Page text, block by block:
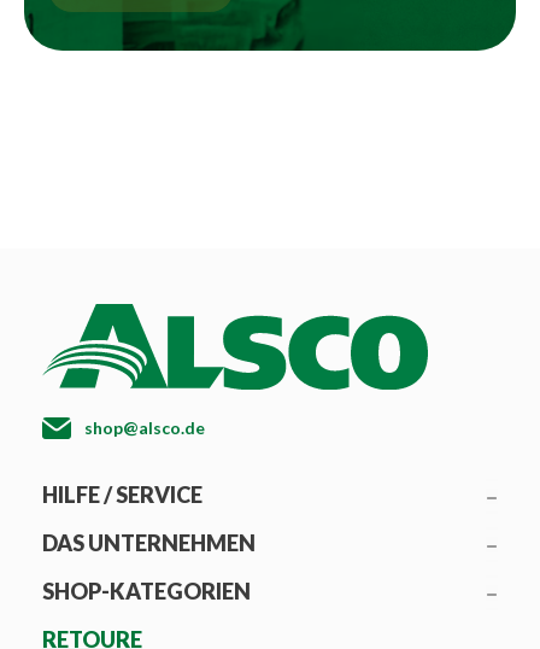
shop@alsco.de
HILFE / SERVICE
DAS UNTERNEHMEN
SHOP-KATEGORIEN
RETOURE